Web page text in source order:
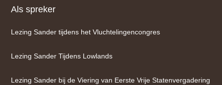
Als spreker
Lezing Sander tijdens het Vluchtelingencongres
Lezing Sander Tijdens Lowlands
Lezing Sander bij de Viering van Eerste Vrije Statenvergadering